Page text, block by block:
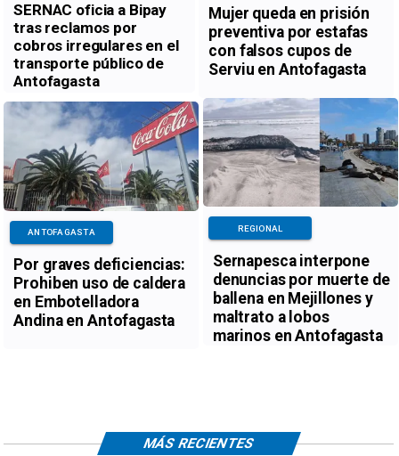
SERNAC oficia a Bipay
tras reclamos por
cobros irregulares en el
transporte público de
Antofagasta
Mujer queda en prisión
preventiva por estafas
con falsos cupos de
Serviu en Antofagasta
Por graves deficiencias:
Prohiben uso de caldera
en Embotelladora
Andina en Antofagasta
ANTOFAGASTA
Sernapesca interpone
denuncias por muerte de
ballena en Mejillones y
maltrato a lobos
marinos en Antofagasta
REGIONAL
MÁS RECIENTES